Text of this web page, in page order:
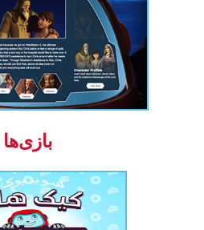
بازی‌ها